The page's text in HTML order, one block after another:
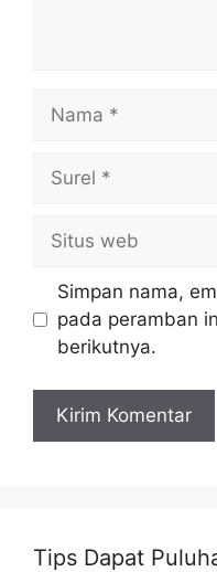
Nama
Surel
Situs
web
Simpan nama,
pada peramban
berikutnya.
Tips Dapat